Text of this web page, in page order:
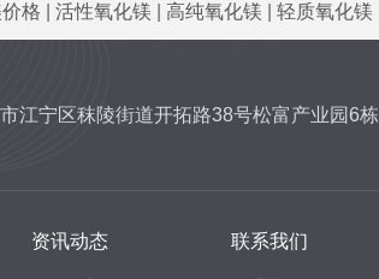
格 活性氧化镁 高纯氧化镁 轻质氧化镁
江宁区秣陵街道开拓路38号松富产业园6栋
资讯动态 联系我们